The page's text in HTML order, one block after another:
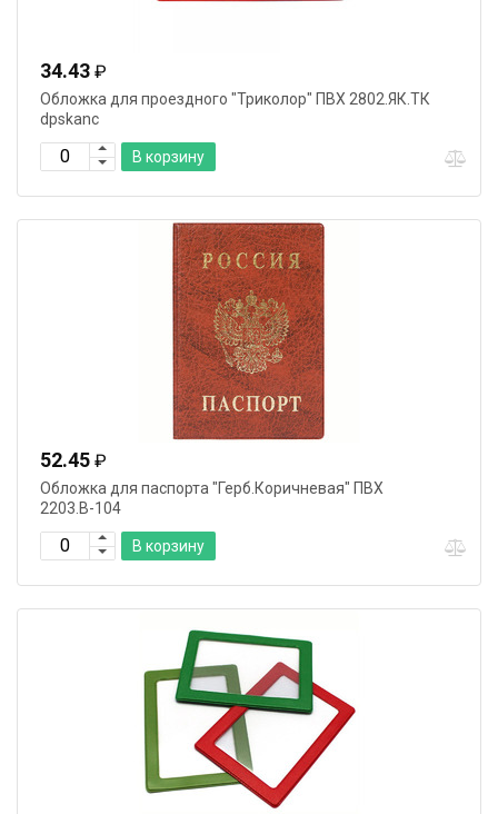
34.43 ₽
Обложка для проездного "Триколор" ПВХ 2802.ЯК.ТК
dpskanc
В корзину
52.45 ₽
Обложка для паспорта "Герб.Коричневая" ПВХ
2203.В-104
В корзину